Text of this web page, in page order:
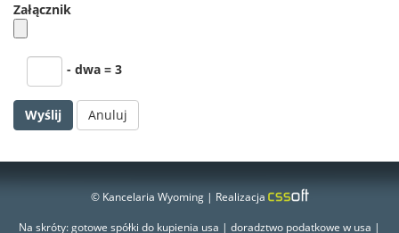
Załącznik
- dwa = 3
Anuluj
© Kancelaria Wyoming | Realizacja
Na skróty:gotowe spółki do kupienia usa | doradztwo podatkowe w usa |